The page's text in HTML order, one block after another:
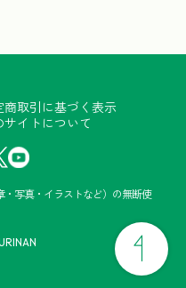
商取引に基づく表示
サイトについて
・写真・イラストなど）の無断使